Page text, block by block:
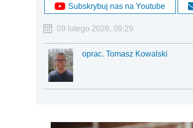
Subskrybuj nas na Youtube
09 lutego 2026, 09:29
oprac. Tomasz Kowalski